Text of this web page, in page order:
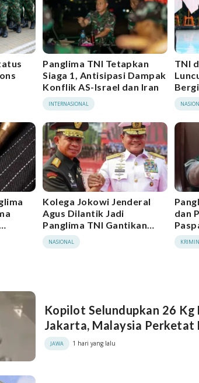
Panglima TNI Tetapkan
Siaga 1, Antisipasi Dampak
Konflik AS-Israel dan Iran
INTERNASIONAL
TNI
Kolega Jokowi Jenderal
Agus Dilantik Jadi
Panglima TNI Gantikan
Yudo
NASIONAL
dan
Kopilot Selundupkan 26 Kg
Jakarta, Malaysia Perketat
JAWA 1 hari yang lalu